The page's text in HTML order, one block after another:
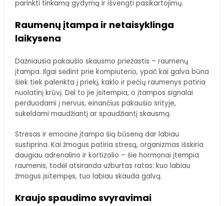
parinkti tinkamą gydymą ir išvengti pasikartojimų.
Raumenų įtampa ir netaisyklinga
laikysena
Dažniausia pakaušio skausmo priežastis – raumenų
įtampa. Ilgai sėdint prie kompiuterio, ypač kai galva būna
šiek tiek palenkta į priekį, kaklo ir pečių raumenys patiria
nuolatinį krūvį. Dėl to jie įsitempia, o įtampos signalai
perduodami į nervus, einančius pakaušio srityje,
sukeldami maudžiantį ar spaudžiantį skausmą.
Stresas ir emocinė įtampa šią būseną dar labiau
sustiprina. Kai žmogus patiria stresą, organizmas išskiria
daugiau adrenalino ir kortizolio – šie hormonai įtempia
raumenis, todėl atsiranda užburtas ratas: kuo labiau
žmogus įsitempęs, tuo labiau skauda galvą.
Kraujo spaudimo svyravimai